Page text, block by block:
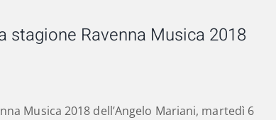
Ravenna Musica 2018
Musica 2018 dell’Angelo Mariani, martedì 6